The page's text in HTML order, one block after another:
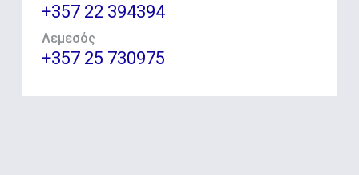
+357 22 394394
Λεμεσός
+357 25 730975